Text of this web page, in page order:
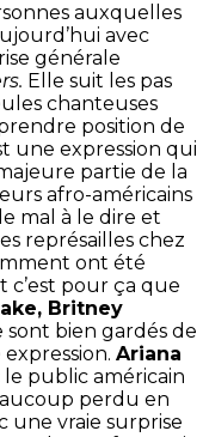
auxquelles
avec
générale
Elle suit les pas
chanteuses
position de
une expression qui
partie de la
afro-américains
mal à le dire et
représailles chez
ont été
c’est pour ça que
Britney
sont bien gardés de
Ariana
le public américain
perdu en
une vraie surprise